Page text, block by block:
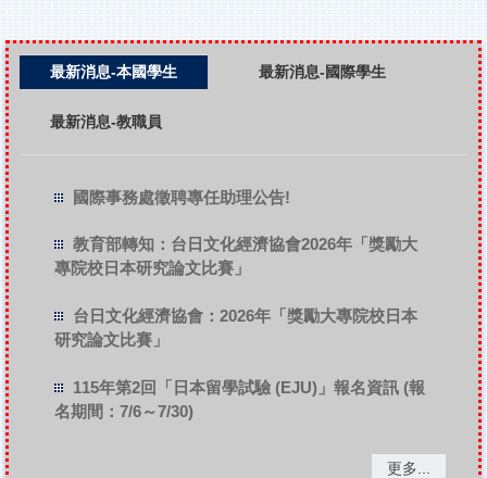
最新消息-本國學生 最新消息-國際學生
最新消息-教職員
國際事務處徵聘專任助理公告!
教育部轉知：台日文化經濟協會2026年「獎勵大
專院校日本研究論文比賽」
台日文化經濟協會：2026年「獎勵大專院校日本
研究論文比賽」
115年第2回「日本留學試驗 (EJU)」報名資訊 (報
名期間：7/6～7/30)
更多...